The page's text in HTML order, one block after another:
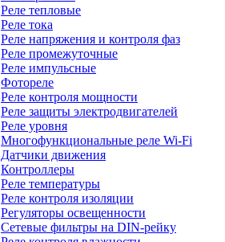
Реле тепловые
Реле тока
Реле напряжения и контроля фаз
Реле промежуточные
Реле импульсные
Фотореле
Реле контроля мощности
Реле защиты электродвигателей
Реле уровня
Многофункциональные реле Wi-Fi
Датчики движения
Контроллеры
Реле температуры
Реле контроля изоляции
Регуляторы освещенности
Сетевые фильтры на DIN-рейку